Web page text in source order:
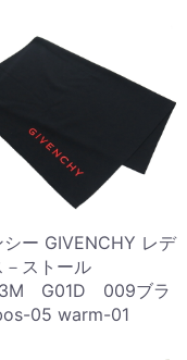
シー GIVENCHY レデ
－ストール
G01D 009ブラ
05 warm-01